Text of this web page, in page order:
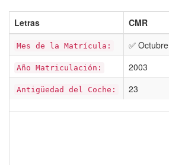
Letras CMR
Mes de la Matrícula: ✅ Octubre
Año Matriculación: 2003
Antigüedad del Coche: 23